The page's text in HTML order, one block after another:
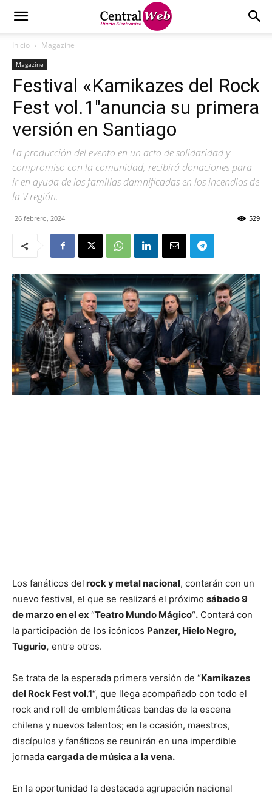
Inicio Magazine
Magazine
Festival «Kamikazes del Rock
Fest vol.1″anuncia su primera
versión en Santiago
La producción del evento en un acto de solidaridad y
compromiso con la comunidad, recibirá donaciones para
ir en ayuda de las familias damnificadas en los incendios de
la V región.
26 febrero, 2024 529
Los fanáticos del rock y metal nacional, contarán con un
nuevo festival, el que se realizará el próximo sábado 9
de marzo en el ex “Teatro Mundo Mágico“. Contará con
la participación de los icónicos Panzer, Hielo Negro,
Tugurio, entre otros.
Se trata de la esperada primera versión de “Kamikazes
del Rock Fest vol.1“, que llega acompañado con todo el
rock and roll de emblemáticas bandas de la escena
chilena y nuevos talentos; en la ocasión, maestros,
discípulos y fanáticos se reunirán en una imperdible
jornada cargada de música a la vena.
En la oportunidad la destacada agrupación nacional